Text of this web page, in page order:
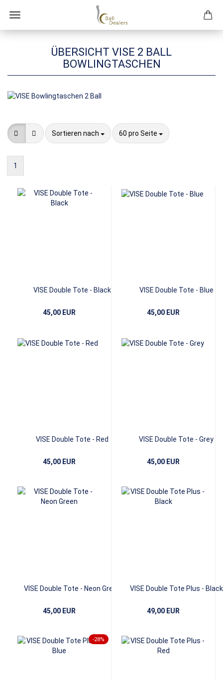
ÜBERSICHT VISE 2 BALL
BOWLINGTASCHEN
Sortieren nach
Sortieren nach 60 pro Seite
pro Seite
1
VISE Double Tote - Black
45,00 EUR
VISE Double Tote - Blue
45,00 EUR
VISE Double Tote - Red
45,00 EUR
VISE Double Tote - Grey
45,00 EUR
VISE Double Tote - Neon Green
45,00 EUR
VISE Double Tote Plus - Black
49,00 EUR
-28%